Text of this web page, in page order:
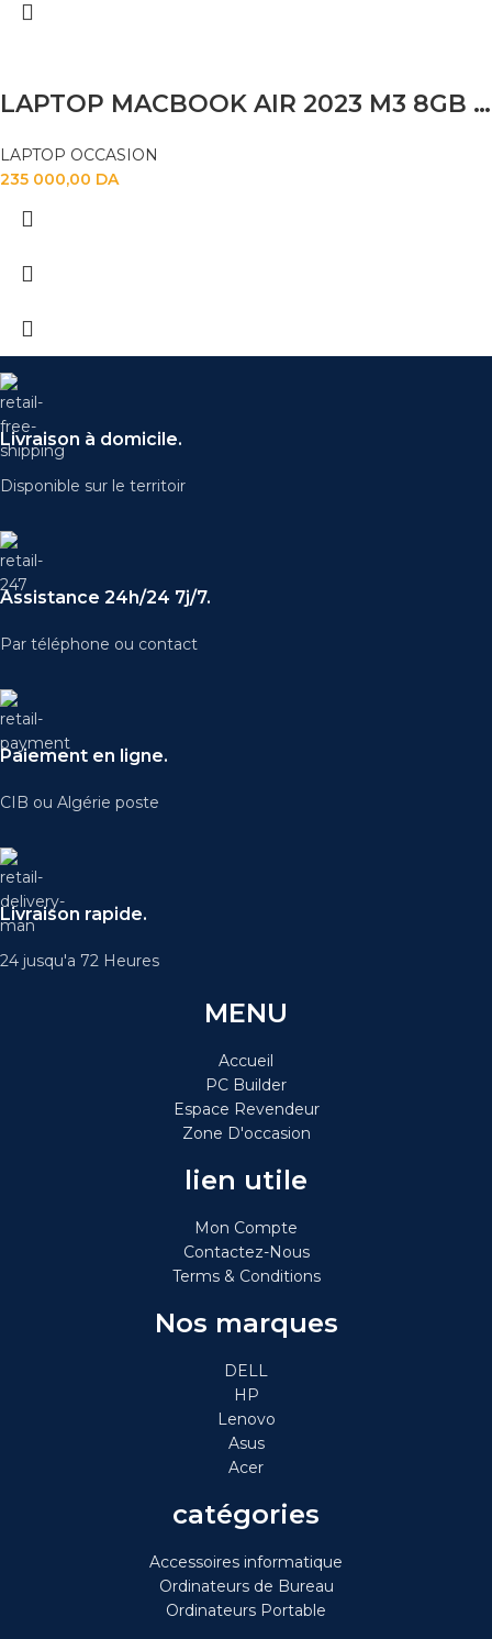
LAPTOP MACBOOK AIR 2023 M3 8GB 256SSD 15.6″
LAPTOP OCCASION
235 000,00 DA
Livraison à domicile.
Disponible sur le territoir
Assistance 24h/24 7j/7.
Par téléphone ou contact
Paiement en ligne.
CIB ou Algérie poste
Livraison rapide.
24 jusqu'a 72 Heures
MENU
Accueil
PC Builder
Espace Revendeur
Zone D'occasion
lien utile
Mon Compte
Contactez-Nous
Terms & Conditions
Nos marques
DELL
HP
Lenovo
Asus
Acer
catégories
Accessoires informatique
Ordinateurs de Bureau
Ordinateurs Portable